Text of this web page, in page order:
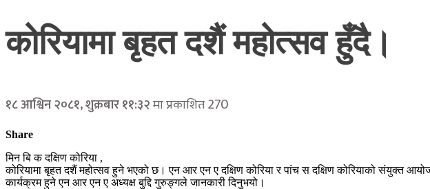
कोरियामा बृहत दशैं महोत्सव हुँदै।
१८ आश्विन २०८१, शुक्रबार ११:३२मा प्रकाशित270
Share
मिन बि क दक्षिण कोरिया ,
कोरियामा बृहत दशैं महोत्सव हुने भएको छ। एन आर एन ए दक्षिण कोरिया र पांच स दक्षिण कोरियाको संयुक्त
कार्यक्रम हुने एन आर एन ए अध्यक्ष बुद्दि गुरुङ्गले जानकारी दिनुभयो।